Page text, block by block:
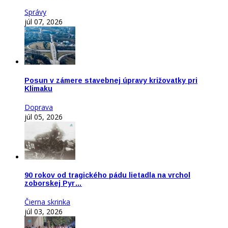
Správy
júl 07, 2026
Posun v zámere stavebnej úpravy križovatky pri
Klimaku
Doprava
júl 05, 2026
90 rokov od tragického pádu lietadla na vrchol
zoborskej Pyr…
Čierna skrinka
júl 03, 2026